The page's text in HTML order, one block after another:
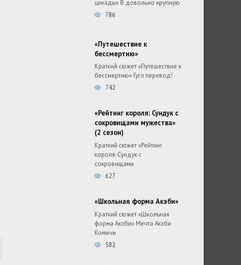
цикады» В довольно крупную
786
«Путешествие к
бессмертию»
Краткий сюжет «Путешествие к
бессмертию» Гугл перевод!
742
«Рейтинг короля: Сундук с
сокровищами мужества»
(2 сезон)
Краткий сюжет «Рейтинг
короля: Сундук с
сокровищами
627
«Школьная форма Акэби»
Краткий сюжет «Школьная
форма Акэби» Мечта Акэби
Комичи
582